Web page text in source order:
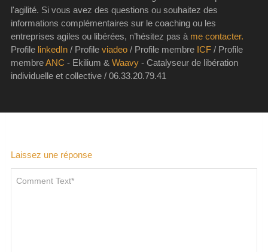
l'agilité. Si vous avez des questions ou souhaitez des
informations complémentaires sur le coaching ou les
entreprises agiles ou libérées, n’hésitez pas à me contacter.
Profile linkedIn/ Profile viadeo/ Profile membre ICF/ Profile
membreANC - Ekilium & Waavy - Catalyseur de libération
individuelle et collective / 06.33.20.79.41
Laissez une réponse